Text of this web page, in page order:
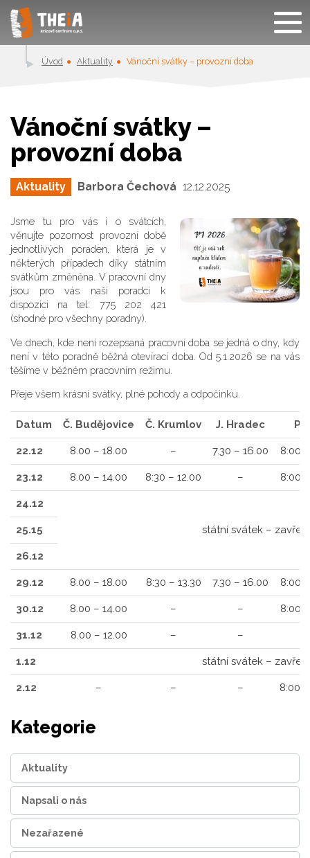
Úvod Aktuality Vánoční svátky – provozní doba
Vánoční svátky –
provozní doba
Aktuality Barbora Čechová 12.12.2025
Jsme tu pro vás i o svátcích,
věnujte pozornost provozní době
jednotlivých poraden, která je v
některých případech díky státním
svátkům změněna. V pracovní dny
jsou pro vás naši
poradci k
dispozici natel: 775 202 421
(shodné pro všechny poradny).
Ve dnech, kde není rozepsaná pracovní doba se jedná o dny, kdy
není v této poradně běžná otevírací doba. Od 5.1.2026 se na vás
těšíme v běžném pracovním režimu.
Přeje všem krásní svátky, plné pohody a odpočinku.
Datum Č. Budějovice Č. Krumlov J. Hradec
22.12 8.00 – 18.00 – 7.30 – 16.00 8:00
23.12 8.00 – 14.00 8:30 – 12.00 – 8:00
24.12
státní svátek –
25.15
26.12
29.12 8.00 – 18.00 8:30 – 13.30 7.30 – 16.00 8:00
30.12 8.00 – 14.00 – – 8:00
31.12 8.00 – 12.00 – –
1.12 státní svátek –
2.12 – – – 8:00
Kategorie
Aktuality
Napsali o nás
Nezařazené